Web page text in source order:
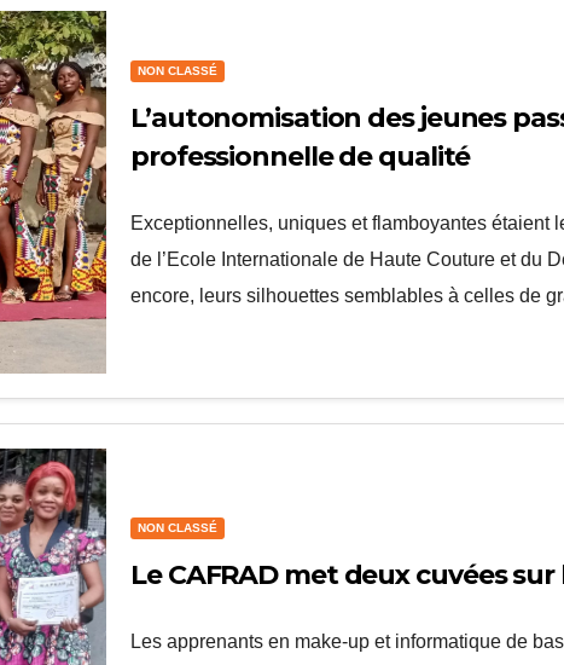
NON CLASSÉ
L’autonomisation des jeunes
professionnelle de qualité
Exceptionnelles, uniques et flamboyantes étaient
de l’Ecole Internationale de Haute Couture et du
encore, leurs silhouettes semblables à celles de
NON CLASSÉ
Le CAFRAD met deux cuvées
Les apprenants en make-up et informatique de